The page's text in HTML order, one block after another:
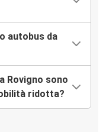
autobus da
Rovigno sono
ridotta?